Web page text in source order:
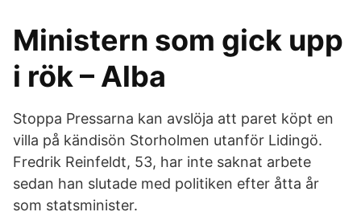
Ministern som gick upp
i rök – Alba
Stoppa Pressarna kan avslöja att paret köpt en
villa på kändisön Storholmen utanför Lidingö.
Fredrik Reinfeldt, 53, har inte saknat arbete
sedan han slutade med politiken efter åtta år
som statsminister.